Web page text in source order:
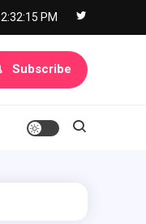
2:32:16 PM
Subscribe